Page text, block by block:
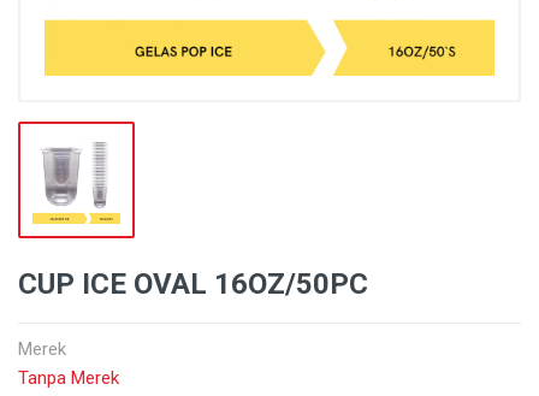
CUP ICE OVAL 16OZ/50PC
Merek
Tanpa Merek